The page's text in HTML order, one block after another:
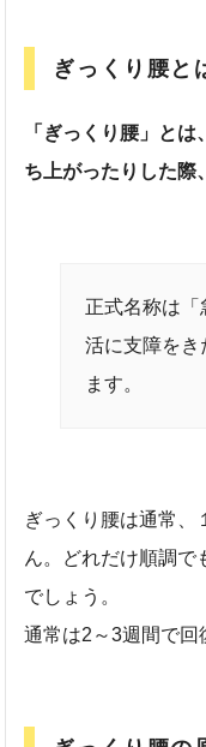
ぎっくり腰と
「ぎっくり腰」と
ち上がったりした際
正式名称は
活に支障をき
ます。
ぎっくり腰は通常、
ん。どれだけ順調で
でしょう。
通常は2～3週間で回